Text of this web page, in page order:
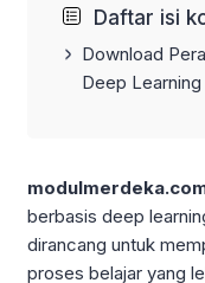
Daftar isi
Download
Deep
berbasis deep
dirancang untuk
proses belajar yang